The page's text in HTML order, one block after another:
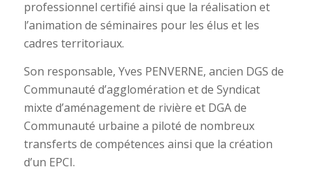
professionnel certifié ainsi que la réalisation et
l’animation de séminaires pour les élus et les
cadres territoriaux.
Son responsable, Yves PENVERNE, ancien DGS de
Communauté d’agglomération et de Syndicat
mixte d’aménagement de rivière et DGA de
Communauté urbaine a piloté de nombreux
transferts de compétences ainsi que la création
d’un EPCI.